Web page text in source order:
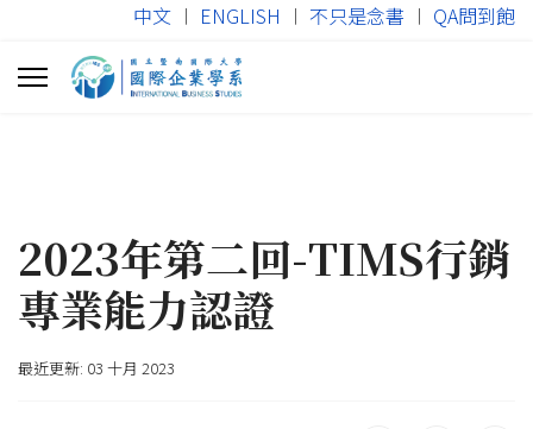
中文 ︱ ENGLISH ︱ 不只是念書 ︱ QA問到飽
2023年第二回-TIMS行銷
專業能力認證
最近更新: 03 十月 2023